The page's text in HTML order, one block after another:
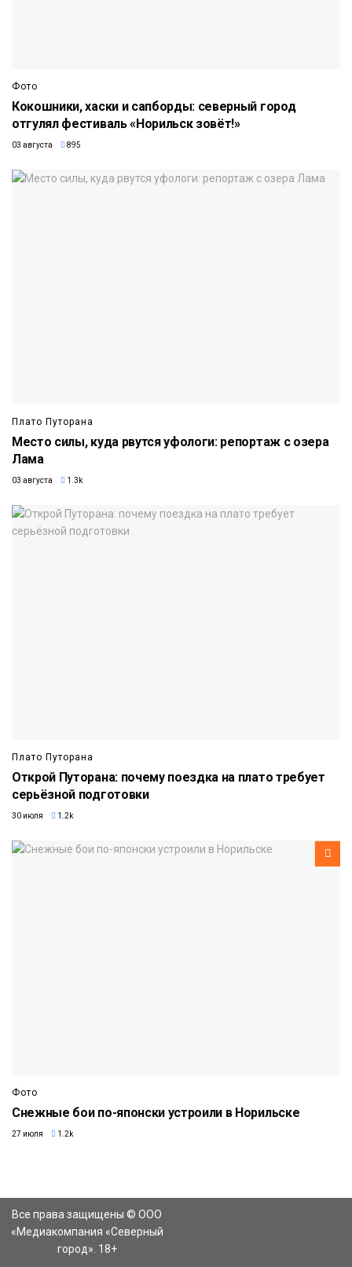
Фото
Кокошники, хаски и сапборды: северный город
отгулял фестиваль «Норильск зовёт!»
03 августа 895
Плато Путорана
Место силы, куда рвутся уфологи: репортаж с озера
Лама
03 августа 1.3k
Плато Путорана
Открой Путорана: почему поездка на плато требует
серьёзной подготовки
30 июля 1.2k
Фото
Снежные бои по-японски устроили в Норильске
27 июля 1.2k
Все права защищены © ООО
«Медиакомпания «Северный
город». 18+